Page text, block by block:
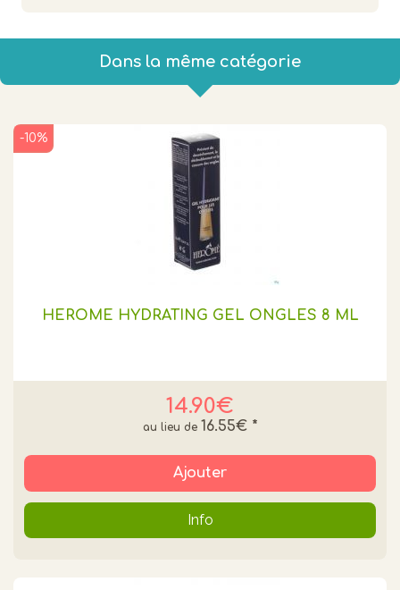
Dans la même catégorie
HEROME HYDRATING GEL ONGLES 8 ML
14.90€
-10%
16.55€ *
Ajouter
Info